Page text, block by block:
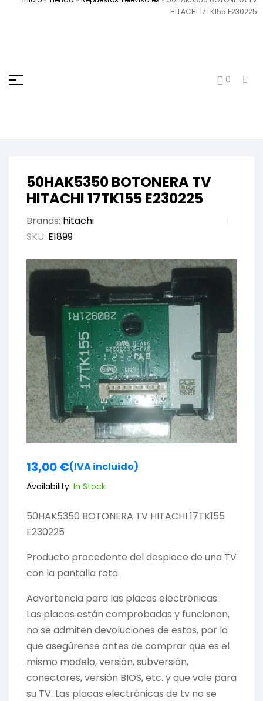
HITACHI 17TK155 E230225
0
50HAK5350 BOTONERA TV
HITACHI 17TK155 E230225
Brands: hitachi
SKU: E1899
13,00€(IVA incluido)
Availability: In Stock
50HAK5350 BOTONERA TV HITACHI 17TK155
E230225
Producto procedente del despiece de una TV
con la pantalla rota.
Advertencia para las placas electrónicas:
Las placas están comprobadas y funcionan,
no se admiten devoluciones de estas, por lo
que asegúrense antes de comprar que es el
mismo modelo, versión, subversión,
conectores, versión BIOS, etc. y que vale para
su TV. Las placas electrónicas de tv no se